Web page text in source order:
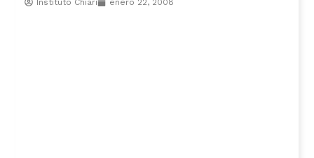
Instituto Chiari enero 22, 2008